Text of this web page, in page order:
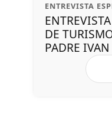
ENTREVISTA
DE
PADRE